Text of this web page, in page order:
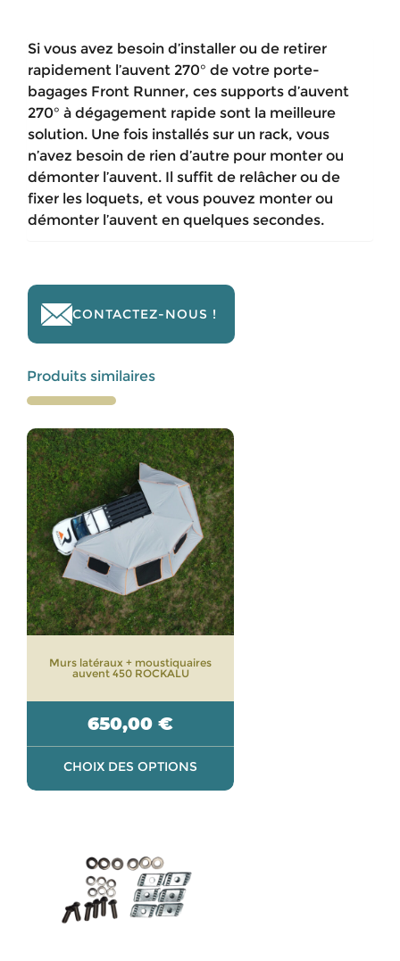
Si vous avez besoin d’installer ou de retirer
rapidement l’auvent 270° de votre porte-
bagages Front Runner, ces supports d’auvent
270° à dégagement rapide sont la meilleure
solution. Une fois installés sur un rack, vous
n’avez besoin de rien d’autre pour monter ou
démonter l’auvent. Il suffit de relâcher ou de
fixer les loquets, et vous pouvez monter ou
démonter l’auvent en quelques secondes.
CONTACTEZ-NOUS !
Produits similaires
Murs latéraux + moustiquaires
auvent 450 ROCKALU
650,00 €
CHOIX DES OPTIONS
Ce
produit
a
plusieurs
variations.
Les
options
peuvent
être
choisies